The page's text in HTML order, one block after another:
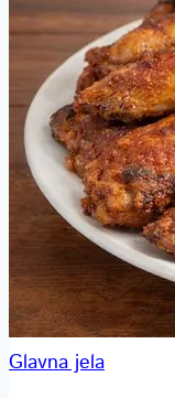
Glavna jela